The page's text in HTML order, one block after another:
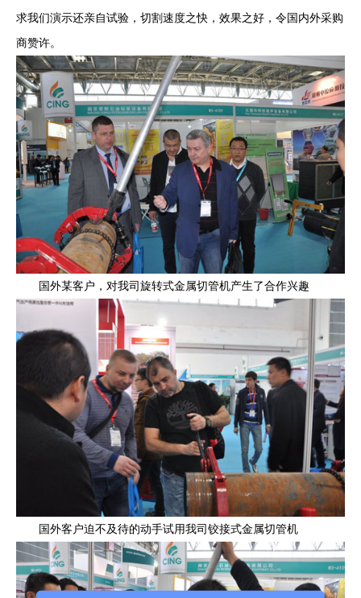
求我们演示还亲自试验，切割速度之快，效果之好，令国内外采购
商赞许。
国外某客户，对我司旋转式金属切管机产生了合作兴趣
国外客户迫不及待的动手试用我司铰接式金属切管机